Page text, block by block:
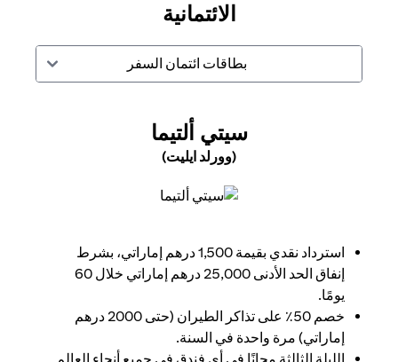
الائتمانية
بطاقات ائتمان السفر
سيتي ألتيما
(وورلد ايليت)
استرداد نقدي بقيمة 1,500 درهم إماراتي، بشرط
إنفاق الحد الأدنى 25,000 درهم إماراتي خلال 60
يومًا.
خصم 50٪ على تذاكر الطيران (حتى 2000 درهم
إماراتي) مرة واحدة في السنة.